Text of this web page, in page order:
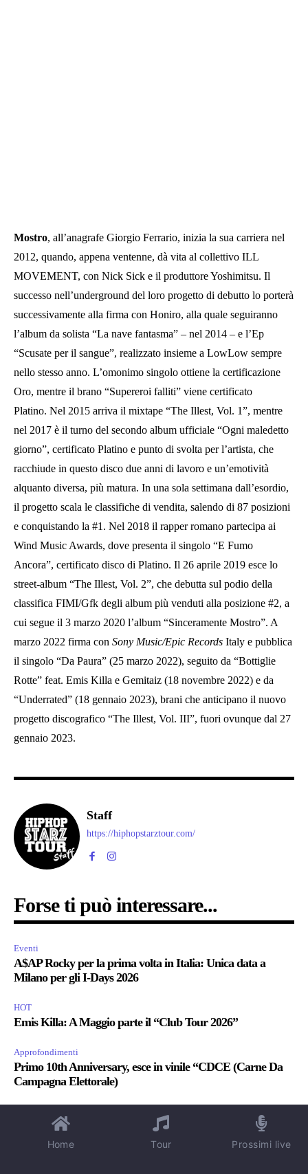
Mostro, all’anagrafe Giorgio Ferrario, inizia la sua carriera nel
2012, quando, appena ventenne, dà vita al collettivo ILL
MOVEMENT, con Nick Sick e il produttore Yoshimitsu. Il
successo nell’underground del loro progetto di debutto lo porterà
successivamente alla firma con Honiro, alla quale seguiranno
l’album da solista “La nave fantasma” – nel 2014 – e l’Ep
“Scusate per il sangue”, realizzato insieme a LowLow sempre
nello stesso anno. L’omonimo singolo ottiene la certificazione
Oro, mentre il brano “Supereroi falliti” viene certificato
Platino. Nel 2015 arriva il mixtape “The Illest, Vol. 1”, mentre
nel 2017 è il turno del secondo album ufficiale “Ogni maledetto
giorno”, certificato Platino e punto di svolta per l’artista, che
racchiude in questo disco due anni di lavoro e un’emotività
alquanto diversa, più matura. In una sola settimana dall’esordio,
il progetto scala le classifiche di vendita, salendo di 87 posizioni
e conquistando la #1. Nel 2018 il rapper romano partecipa ai
Wind Music Awards, dove presenta il singolo “E Fumo
Ancora”, certificato disco di Platino. Il 26 aprile 2019 esce lo
street-album “The Illest, Vol. 2”, che debutta sul podio della
classifica FIMI/Gfk degli album più venduti alla posizione #2, a
cui segue il 3 marzo 2020 l’album “Sinceramente Mostro”. A
marzo 2022 firma con Sony Music/Epic Records Italy e pubblica
il singolo “Da Paura” (25 marzo 2022), seguito da “Bottiglie
Rotte” feat. Emis Killa e Gemitaiz (18 novembre 2022) e da
“Underrated” (18 gennaio 2023), brani che anticipano il nuovo
progetto discografico “The Illest, Vol. III”, fuori ovunque dal 27
gennaio 2023.
Staff
https://hiphopstarztour.com/
Forse ti può interessare...
Eventi
A$AP Rocky per la prima volta in Italia: Unica data a
Milano per gli I-Days 2026
HOT
Emis Killa: A Maggio parte il “Club Tour 2026”
Approfondimenti
Primo 10th Anniversary, esce in vinile “CDCE (Carne Da
Campagna Elettorale)
Kanye West a Reggio Emilia: Il ritorno del “Genio Folle” in
Italia nel 2026
Home Tour Prossimi live